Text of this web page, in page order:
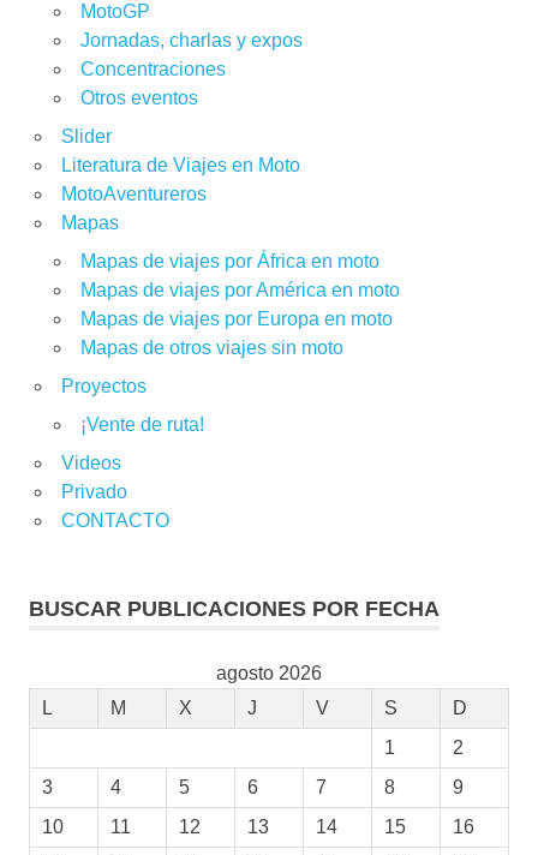
MotoGP
Jornadas, charlas y expos
Concentraciones
Otros eventos
Slider
Literatura de Viajes en Moto
MotoAventureros
Mapas
Mapas de viajes por África en moto
Mapas de viajes por América en moto
Mapas de viajes por Europa en moto
Mapas de otros viajes sin moto
Proyectos
¡Vente de ruta!
Videos
Privado
CONTACTO
BUSCAR PUBLICACIONES POR FECHA
agosto 2026
L
M X J V S
D
1
2
3
4 5 6 7 8
9
10
11 12 13 14 15
16